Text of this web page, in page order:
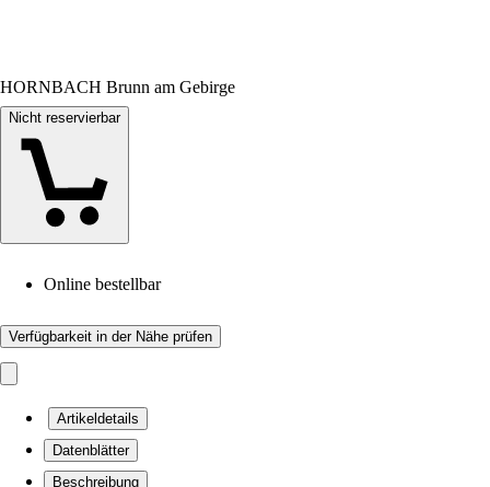
HORNBACH Brunn am Gebirge
Nicht reservierbar
Online bestellbar
Verfügbarkeit in der Nähe prüfen
Artikeldetails
Datenblätter
Beschreibung